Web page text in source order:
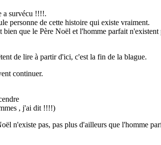
a survécu !!!!.
personne de cette histoire qui existe vraiment.
bien que le Père Noël et l'homme parfait n'existent
de lire à partir d'ici, c'est la fin de la blague.
continuer.
, j'ai dit !!!!)
n'existe pas, pas plus d'ailleurs que l'homme